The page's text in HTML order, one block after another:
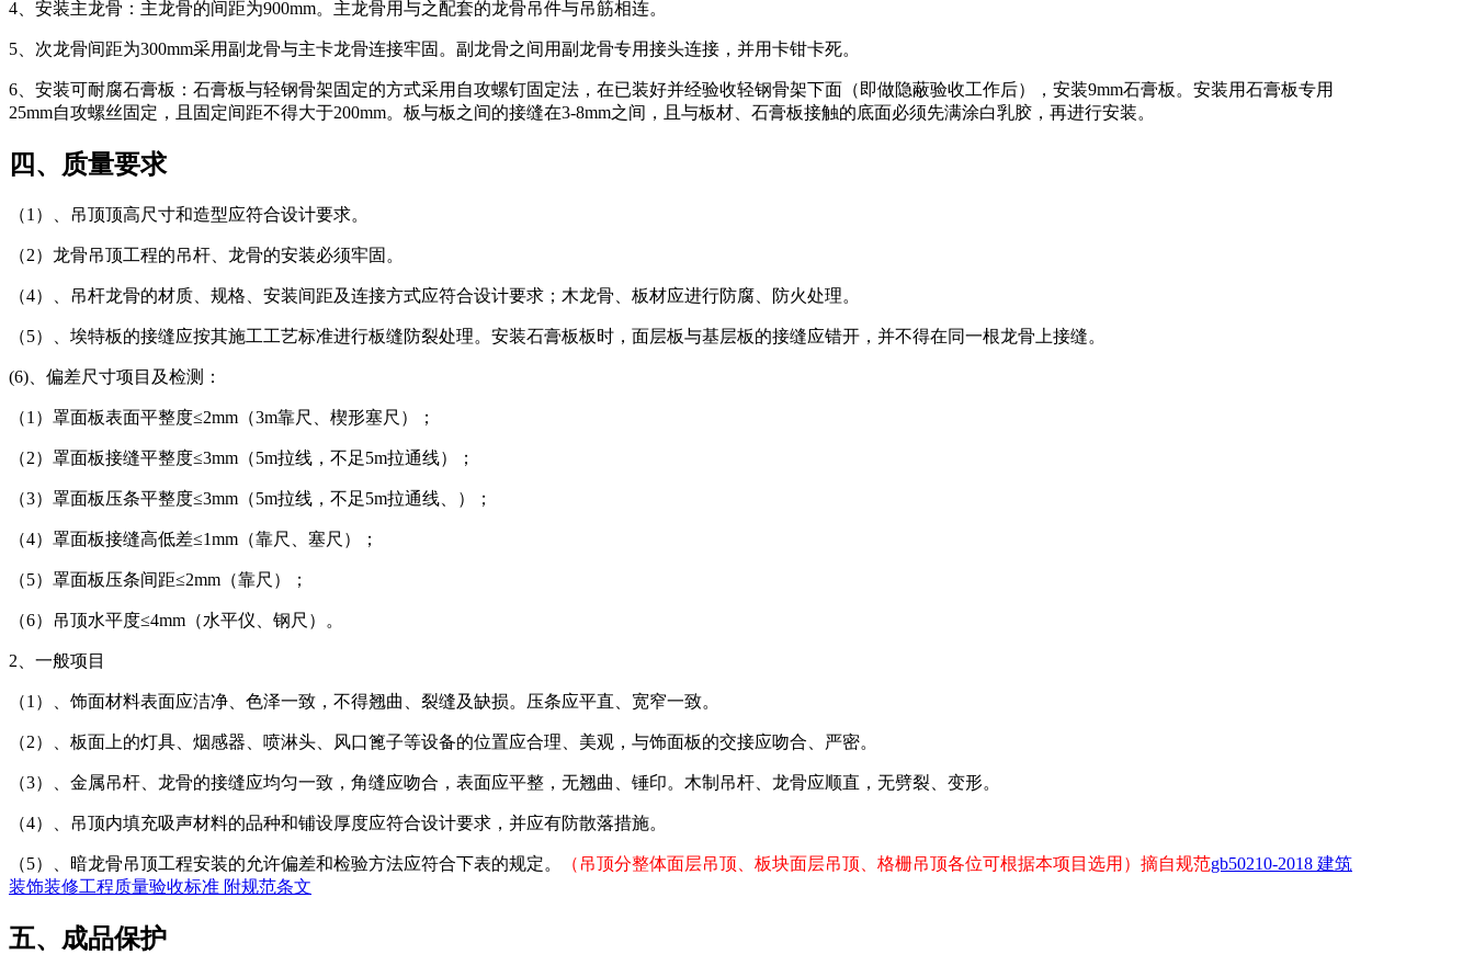
4、安装主龙骨：主龙骨的间距为900mm。主龙骨用与之配套的龙骨吊件与吊筋相连。
5、次龙骨间距为300mm采用副龙骨与主卡龙骨连接牢固。副龙骨之间用副龙骨专用接头连接，并用卡钳卡死。
6、安装可耐腐石膏板：石膏板与轻钢骨架固定的方式采用自攻螺钉固定法，在已装好并经验收轻钢骨架下面（即做隐蔽验收工作后），安装9mm石膏板。安装用石膏板专用
25mm自攻螺丝固定，且固定间距不得大于200mm。板与板之间的接缝在3-8mm之间，且与板材、石膏板接触的底面必须先满涂白乳胶，再进行安装。
四、质量要求
（1）、吊顶顶高尺寸和造型应符合设计要求。
（2）龙骨吊顶工程的吊杆、龙骨的安装必须牢固。
（4）、吊杆龙骨的材质、规格、安装间距及连接方式应符合设计要求；木龙骨、板材应进行防腐、防火处理。
（5）、埃特板的接缝应按其施工工艺标准进行板缝防裂处理。安装石膏板板时，面层板与基层板的接缝应错开，并不得在同一根龙骨上接缝。
(6)、偏差尺寸项目及检测：
（1）罩面板表面平整度≤2mm（3m靠尺、楔形塞尺）；
（2）罩面板接缝平整度≤3mm（5m拉线，不足5m拉通线）；
（3）罩面板压条平整度≤3mm（5m拉线，不足5m拉通线、）；
（4）罩面板接缝高低差≤1mm（靠尺、塞尺）；
（5）罩面板压条间距≤2mm（靠尺）；
（6）吊顶水平度≤4mm（水平仪、钢尺）。
2、一般项目
（1）、饰面材料表面应洁净、色泽一致，不得翘曲、裂缝及缺损。压条应平直、宽窄一致。
（2）、板面上的灯具、烟感器、喷淋头、风口篦子等设备的位置应合理、美观，与饰面板的交接应吻合、严密。
（3）、金属吊杆、龙骨的接缝应均匀一致，角缝应吻合，表面应平整，无翘曲、锤印。木制吊杆、龙骨应顺直，无劈裂、变形。
（4）、吊顶内填充吸声材料的品种和铺设厚度应符合设计要求，并应有防散落措施。
（5）、暗龙骨吊顶工程安装的允许偏差和检验方法应符合下表的规定。 （吊顶分整体面层吊顶、板块面层吊顶、格栅吊顶各位可根据本项目选用）摘自规范gb50210-2018 建筑
装饰装修工程质量验收标准 附规范条文
五、成品保护